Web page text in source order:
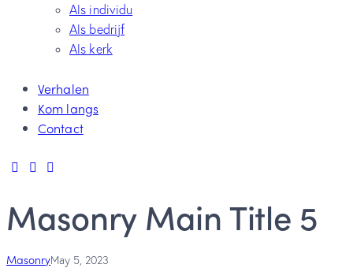
Als individu
Als bedrijf
Als kerk
Verhalen
Kom langs
Contact
Masonry Main Title 5
MasonryMay 5, 2023